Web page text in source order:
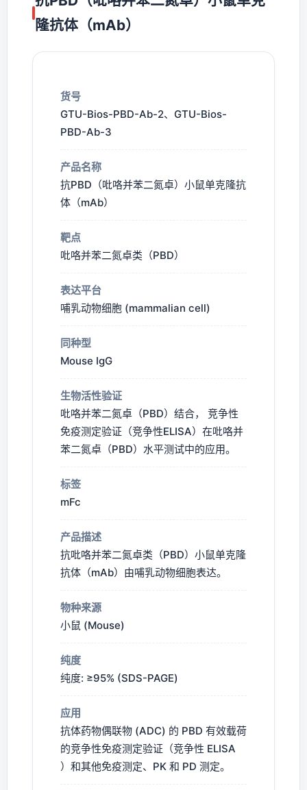
隆抗体（mAb）
货号
GTU-Bios-PBD-Ab-2、GTU-Bios-
PBD-Ab-3
产品名称
抗PBD（吡咯并苯二氮卓）小鼠单克隆抗
体（mAb）
靶点
吡咯并苯二氮卓类（PBD）
表达平台
哺乳动物细胞 (mammalian cell)
同种型
Mouse IgG
生物活性验证
吡咯并苯二氮卓（PBD）结合， 竞争性
免疫测定验证（竞争性ELISA）在吡咯并
苯二氮卓（PBD）水平测试中的应用。
标签
mFc
产品描述
抗吡咯并苯二氮卓类（PBD）小鼠单克隆
抗体（mAb）由哺乳动物细胞表达。
物种来源
小鼠 (Mouse)
纯度
纯度: ≥95% (SDS-PAGE)
应用
抗体药物偶联物 (ADC) 的 PBD 有效载荷
的竞争性免疫测定验证（竞争性 ELISA
）和其他免疫测定、PK 和 PD 测定。